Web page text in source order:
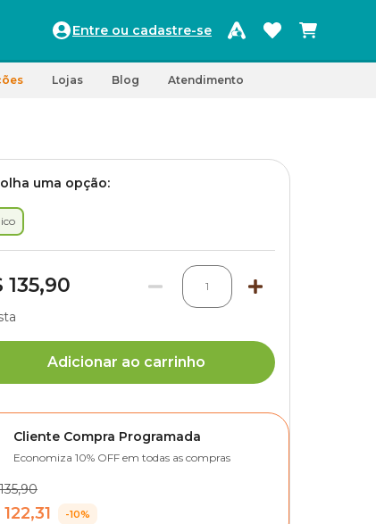
Entre ou cadastre-se
Lojas Blog Atendimento
uma opção:
135,90 1
Adicionar ao carrinho
Cliente Compra Programada
Economiza 10% OFF em todas as compras
-10%